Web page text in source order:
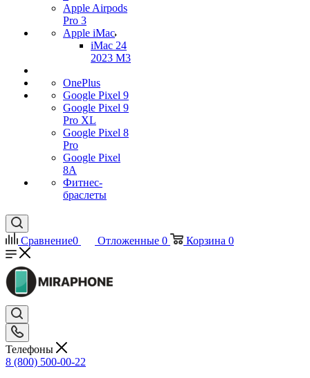
Apple Airpods
Pro 3
Apple iMac
iMac 24
2023 M3
OnePlus
Google Pixel 9
Google Pixel 9
Pro XL
Google Pixel 8
Pro
Google Pixel
8A
Фитнес-
браслеты
Сравнение0 Отложенные 0 Корзина 0
Телефоны
8 (800) 500-00-22